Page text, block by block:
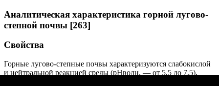
Аналитическая характеристика горной лугово-
степной почвы [263]
Свойства
Горные лугово-степные почвы характеризуются слабокислой
и нейтральной реакцией среды (рНводн. — от 5,5 до 7,5).